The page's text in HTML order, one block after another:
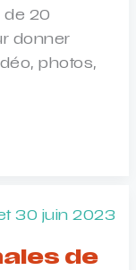
de 20
donner
photos,
30 juin 2023
de